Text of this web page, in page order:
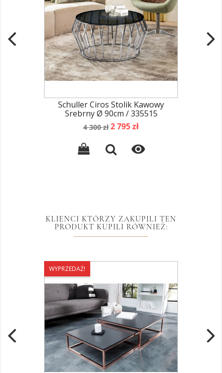
Schuller Ciros Stolik Kawowy
Srebrny Ø 90cm / 335515
Cena
4 300 zł Cena
2 795 zł

KLIENCI KTÓRZY ZAKUPILI TEN
PRODUKT KUPILI RÓWNIEŻ:
WYPRZEDAŻ!